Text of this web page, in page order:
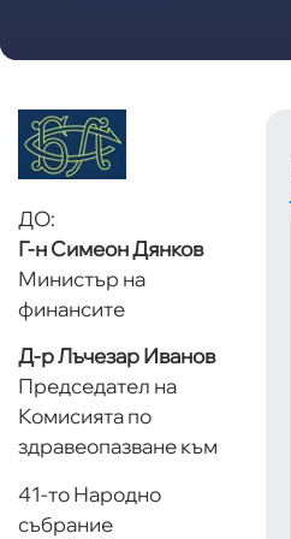
ДО:
Г-н Симеон Дянков
Министър на
финансите
Д-р Лъчезар Иванов
Председател на
Комисията по
здравеопазване към
41-то Народно
събрание